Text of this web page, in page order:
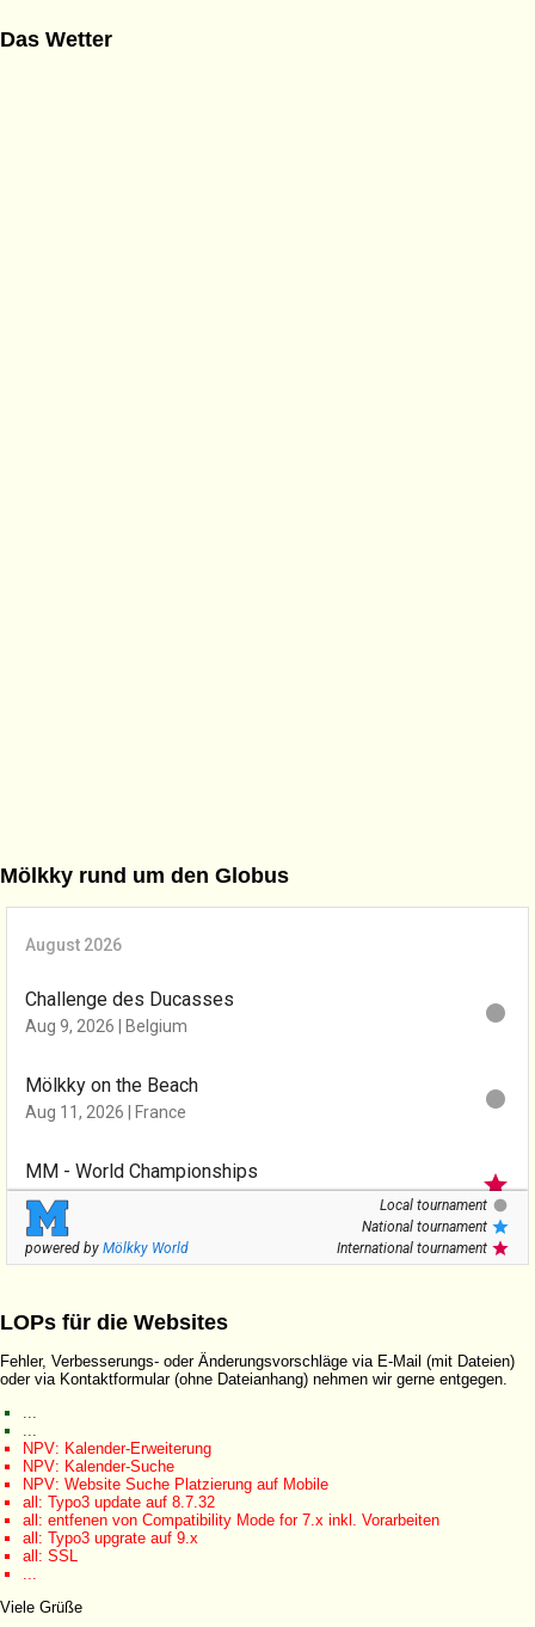
Das Wetter
Mölkky rund um den Globus
LOPs für die Websites
Fehler, Verbesserungs- oder Änderungsvorschläge via E-Mail (mit Dateien)
oder via Kontaktformular (ohne Dateianhang) nehmen wir gerne entgegen.
...
...
NPV: Kalender-Erweiterung
NPV: Kalender-Suche
NPV: Website Suche Platzierung auf Mobile
all: Typo3 update auf 8.7.32
all: entfenen von Compatibility Mode for 7.x inkl. Vorarbeiten
all: Typo3 upgrate auf 9.x
all: SSL
...
Viele Grüße